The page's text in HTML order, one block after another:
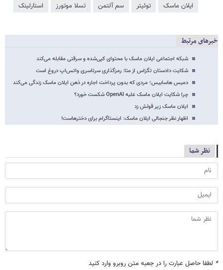
ایلان ماسک توئیتر سم آلتمن تسلا موتورز استارلینک
خبرهای مرتبط
شبکه اجتماعی ایلان ماسک با محتوای کپی‌شده و سرقتی مقابله می‌کند
شکایت دادستان تگزاس از متا: رمزگذاری سرتاسری واتس‌اپ دروغ است
دمیس هاسابیس؛ مردی که بدون پرداخت اجاره در ذهن ایلان ماسک زندگی می‌کند
چرا شکایت ایلان ماسک علیه OpenAI شکست خورد؟
ایلان ماسک زیر قولش زد
اظهار نظر جنجالی ایلان ماسک: اینستاگرام برای دخترهاست!
نظر شما
* لطفا حاصل عبارت را در جعبه متن روبرو وارد کنید